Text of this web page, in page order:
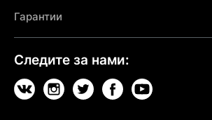
Гарантии
Следите за нами: